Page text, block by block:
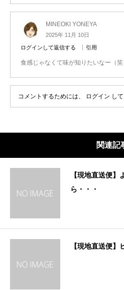
MINEOKI YONEYA
2025年 11月 10日
ログインして返信する 引用
食感じゃなくて味が知りたいなー（笑
コメントするためには、 ログイン し
関連記
【現地直送便
ら・・・
【現地直送便